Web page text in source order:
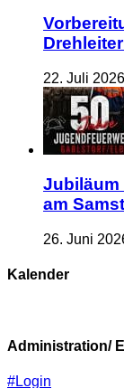
22. Juli 2026
Jubiläum
am
26. Juni
Kalender
Administration/
#Login